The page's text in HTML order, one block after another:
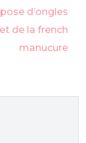
d’ongles
et de la french
manucure